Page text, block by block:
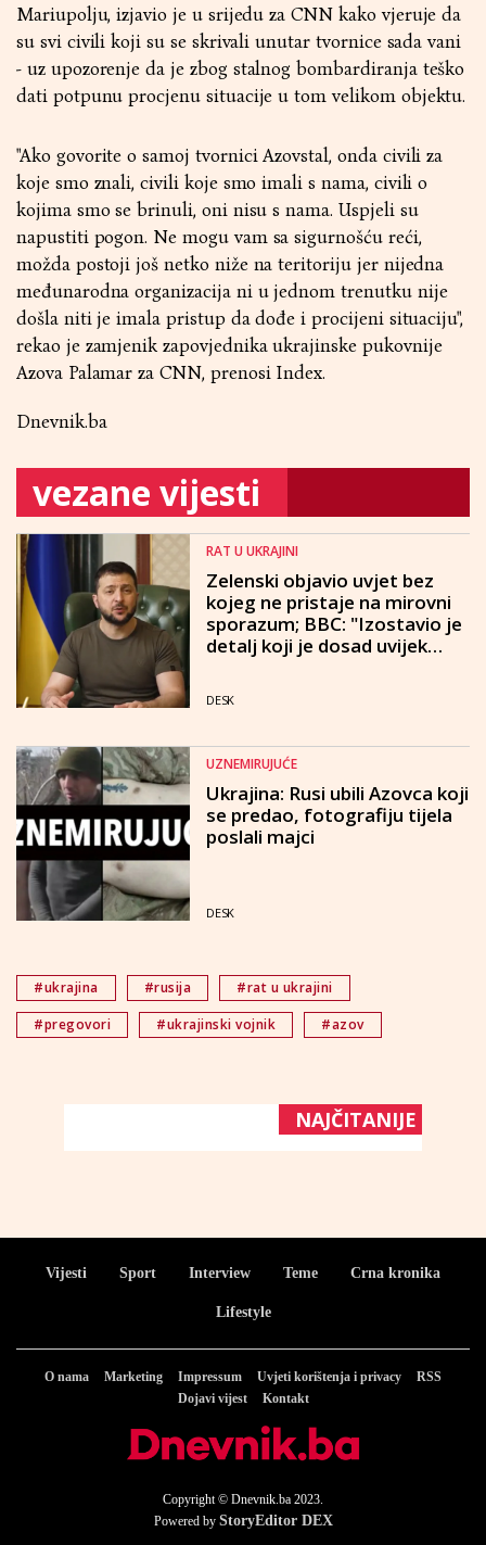
Mariupolju, izjavio je u srijedu za CNN kako vjeruje da
su svi civili koji su se skrivali unutar tvornice sada vani
- uz upozorenje da je zbog stalnog bombardiranja teško
dati potpunu procjenu situacije u tom velikom objektu.
"Ako govorite o samoj tvornici Azovstal, onda civili za
koje smo znali, civili koje smo imali s nama, civili o
kojima smo se brinuli, oni nisu s nama. Uspjeli su
napustiti pogon. Ne mogu vam sa sigurnošću reći,
možda postoji još netko niže na teritoriju jer nijedna
međunarodna organizacija ni u jednom trenutku nije
došla niti je imala pristup da dođe i procijeni situaciju",
rekao je zamjenik zapovjednika ukrajinske pukovnije
Azova Palamar za CNN, prenosi Index.
Dnevnik.ba
vezane vijesti
RAT U UKRAJINI
Zelenski objavio uvjet bez
kojeg ne pristaje na mirovni
sporazum; BBC: "Izostavio je
detalj koji je dosad uvijek
DESK
UZNEMIRUJUĆE
Ukrajina: Rusi ubili Azovca koji
se predao, fotografiju tijela
poslali majci
DESK
#ukrajina #rusija
#rat u ukrajini
#pregovori
#ukrajinski vojnik #azov
NAJČITANIJE
Vijesti Sport Interview Teme Crna kronika
Lifestyle
O nama Marketing Impressum Uvjeti korištenja i privacy
RSS
Dojavi vijest
Kontakt
Copyright © Dnevnik.ba 2023.
Powered by StoryEditor DEX